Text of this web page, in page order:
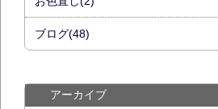
ブログ(48)
アーカイブ